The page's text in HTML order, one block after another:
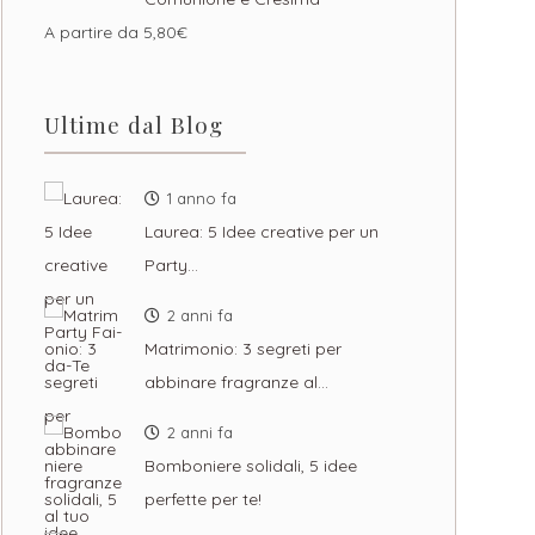
A partire da 5,80€
Ultime dal Blog
1 anno fa
Laurea: 5 Idee creative per un
Party…
2 anni fa
Matrimonio: 3 segreti per
abbinare fragranze al…
2 anni fa
Bomboniere solidali, 5 idee
perfette per te!